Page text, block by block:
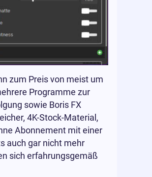
zum Preis von meist um
Programme zur
sowie Boris FX
4K-Stock-Material,
Abonnement mit einer
auch gar nicht mehr
sich erfahrungsgemäß